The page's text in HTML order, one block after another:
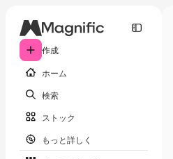
作成
ホーム
検索
ストック
もっと詳しく